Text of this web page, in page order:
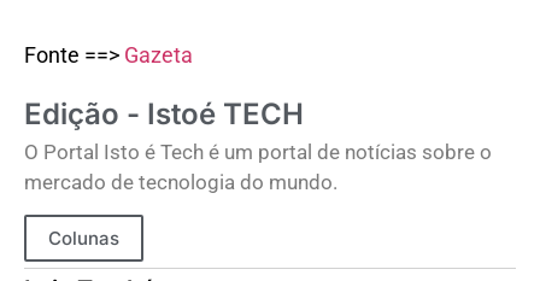
Fonte ==> Gazeta
Edição - Istoé TECH
O Portal Isto é Tech é um portal de notícias sobre o
mercado de tecnologia do mundo.
Colunas